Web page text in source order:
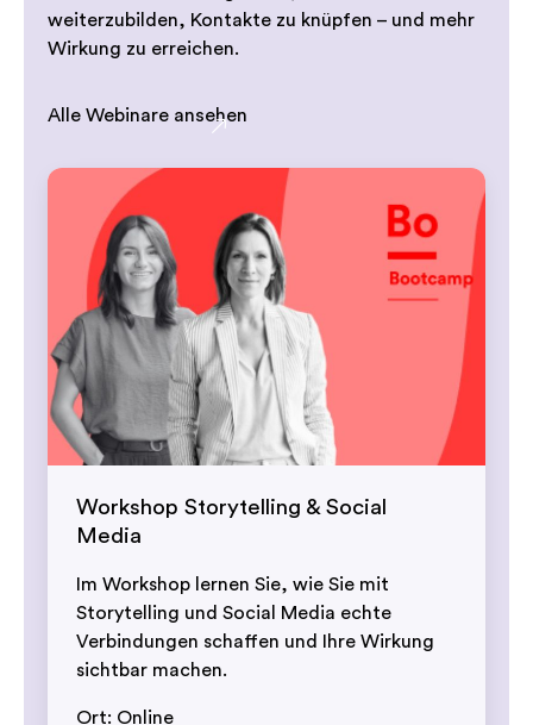
weiterzubilden, Kontakte zu knüpfen – und mehr
Wirkung zu erreichen.
Alle Webinare ansehen
Workshop Storytelling & Social
Media
Im Workshop lernen Sie, wie Sie mit
Storytelling und Social Media echte
Verbindungen schaffen und Ihre Wirkung
sichtbar machen.
Ort: Online